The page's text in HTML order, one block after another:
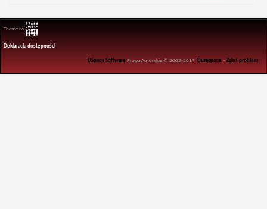
Theme by
Deklaracja dostępności
DSpace Software Prawa Autorskie © 2002-2017 Duraspace -Zgłoś problem